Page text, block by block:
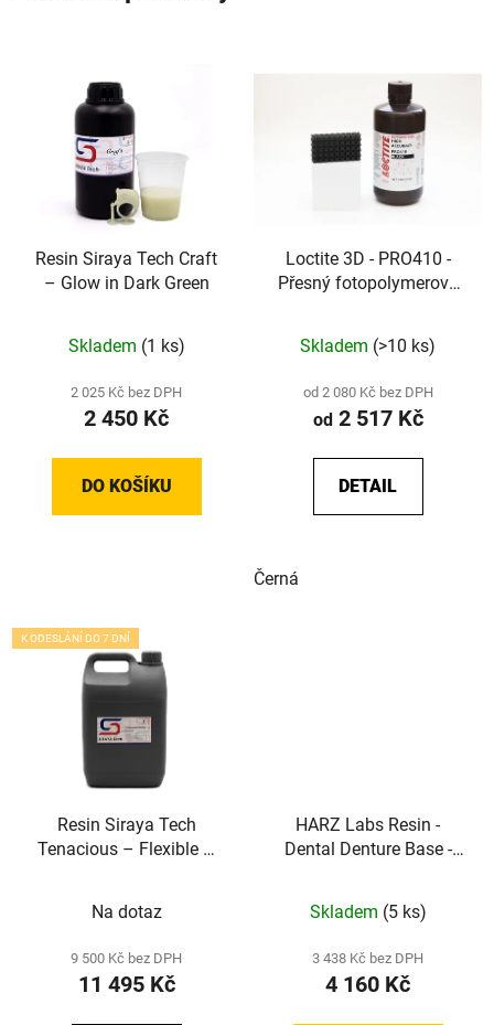
Resin Siraya Tech Craft
– Glow in Dark Green
Skladem (1 ks)
2 025 Kč bez DPH
2 450 Kč
DO KOŠÍKU
Loctite 3D - PRO410 -
Přesný fotopolymerový
Skladem (>10 ks)
od 2 080 Kč bez DPH
od2 517 Kč
DETAIL
Černá
K ODESLÁNÍ DO 7 DNÍ
Resin Siraya Tech
Tenacious – Flexible –
Na dotaz
9 500 Kč bez DPH
11 495 Kč
HARZ Labs Resin -
Dental Denture Base -
Skladem (5 ks)
3 438 Kč bez DPH
4 160 Kč